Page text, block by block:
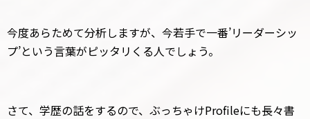
今度あらためて分析しますが、今若手で一番’リーダーシッ
プ’という言葉がピッタリくる人でしょう。
さて、学歴の話をするので、ぶっちゃけProfileにも長々書